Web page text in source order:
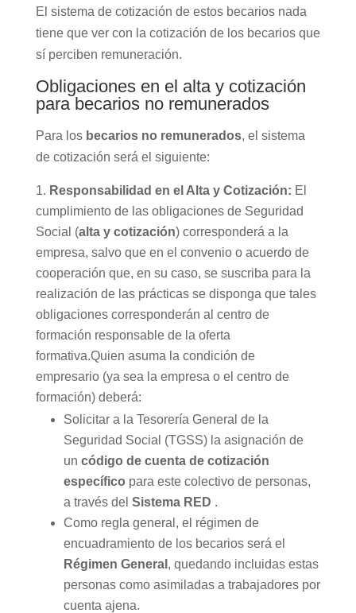
El sistema de cotización de estos becarios nada
tiene que ver con la cotización de los becarios que
sí perciben remuneración.
Obligaciones en el alta y cotización
para becarios no remunerados
Para los becarios no remunerados, el sistema
de cotización será el siguiente:
Responsabilidad en el Alta y Cotización: El
cumplimiento de las obligaciones de Seguridad
Social (alta y cotización) corresponderá a la
empresa, salvo que en el convenio o acuerdo de
cooperación que, en su caso, se suscriba para la
realización de las prácticas se disponga que tales
obligaciones corresponderán al centro de
formación responsable de la oferta
formativa.Quien asuma la condición de
empresario (ya sea la empresa o el centro de
formación) deberá:
Solicitar a la Tesorería General de la
Seguridad Social (TGSS) la asignación de
un código de cuenta de cotización
específico para este colectivo de personas,
a través del Sistema RED .
Como regla general, el régimen de
encuadramiento de los becarios será el
Régimen General , quedando incluidas estas
personas como asimiladas a trabajadores por
cuenta ajena.